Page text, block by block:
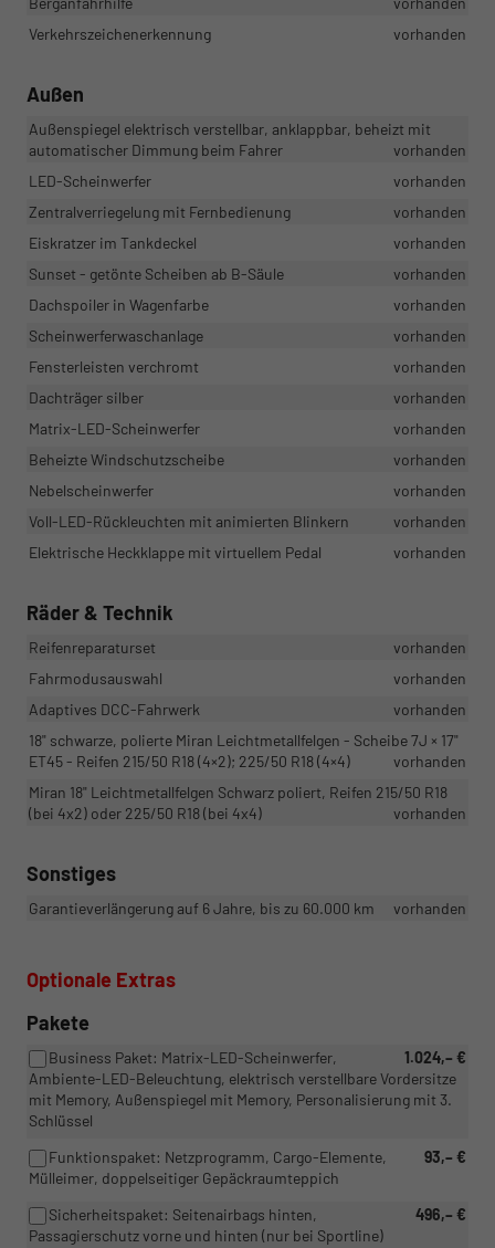
Verkehrszeichenerkennung
vorhanden
Außen
Außenspiegel elektrisch verstellbar, anklappbar, beheizt mit
automatischer Dimmung beim Fahrer
vorhanden
LED-Scheinwerfer
vorhanden
Zentralverriegelung mit Fernbedienung
vorhanden
Eiskratzer im Tankdeckel
vorhanden
Sunset - getönte Scheiben ab B-Säule
vorhanden
Dachspoiler in Wagenfarbe
vorhanden
Scheinwerferwaschanlage
vorhanden
Fensterleisten verchromt
vorhanden
Dachträger silber
vorhanden
Matrix-LED-Scheinwerfer
vorhanden
Beheizte Windschutzscheibe
vorhanden
Nebelscheinwerfer
vorhanden
Voll-LED-Rückleuchten mit animierten Blinkern
vorhanden
Elektrische Heckklappe mit virtuellem Pedal
vorhanden
Räder & Technik
Reifenreparaturset
vorhanden
Fahrmodusauswahl
vorhanden
Adaptives DCC-Fahrwerk
vorhanden
18" schwarze, polierte Miran Leichtmetallfelgen - Scheibe 7J × 17"
ET45 - Reifen 215/50 R18 (4×2); 225/50 R18 (4×4)
vorhanden
Miran 18" Leichtmetallfelgen Schwarz poliert, Reifen 215/50 R18
(bei 4x2) oder 225/50 R18 (bei 4x4)
vorhanden
Sonstiges
Garantieverlängerung auf 6 Jahre, bis zu 60.000 km vorhanden
Optionale Extras
Pakete
1.024,– €
Business Paket: Matrix-LED-Scheinwerfer,
Ambiente-LED-Beleuchtung, elektrisch verstellbare Vordersitze
mit Memory, Außenspiegel mit Memory, Personalisierung mit 3.
Schlüssel
93,– €
Funktionspaket: Netzprogramm, Cargo-Elemente,
Mülleimer, doppelseitiger Gepäckraumteppich
496,– €
Sicherheitspaket: Seitenairbags hinten,
Passagierschutz vorne und hinten (nur bei Sportline)